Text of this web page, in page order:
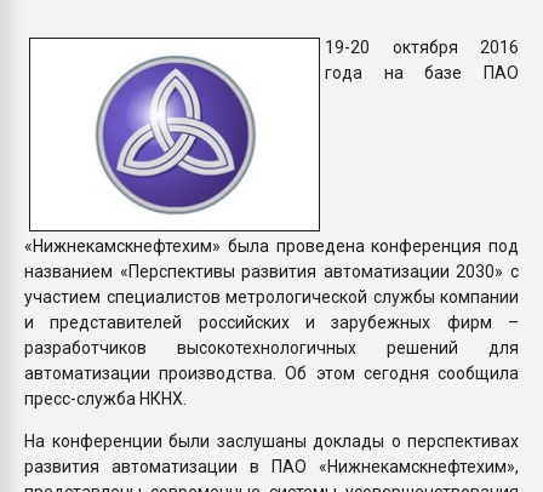
19-20 октября 2016
года на базе ПАО
«Нижнекамскнефтехим» была проведена конференция под
названием «Перспективы развития автоматизации 2030» с
участием специалистов метрологической службы компании
и представителей российских и зарубежных фирм –
разработчиков высокотехнологичных решений для
автоматизации производства. Об этом сегодня сообщила
пресс-служба НКНХ.
На конференции были заслушаны доклады о перспективах
развития автоматизации в ПАО «Нижнекамскнефтехим»,